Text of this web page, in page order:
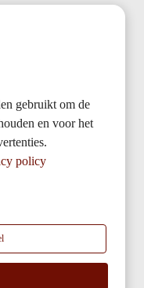
gebruikt om de
en voor het
policy